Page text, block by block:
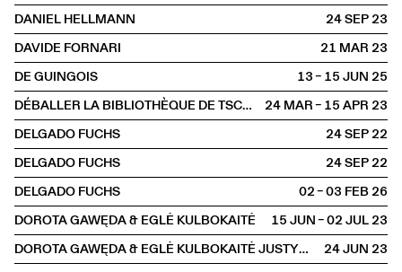
DANIEL HELLMANN
24 SEP2023
DAVIDE FORNARI
21 MAR2023
DE GUINGOIS
13 – 15 JUN2025
DÉBALLER LA BIBLIOTHÈQUE DE TSCHICHOLD
24 MAR – 15 APR2023
DELGADO FUCHS
24 SEP2022
DELGADO FUCHS
24 SEP2022
DELGADO FUCHS
02 – 03 FEB2026
DOROTA GAWĘDA & EGLĖ KULBOKAITĖ
15 JUN – 02 JUL2023
DOROTA GAWĘDA & EGLĖ KULBOKAITĖ JUSTYNA CHABEREK ET OSKAR PAWEŁKO
24 JUN2023